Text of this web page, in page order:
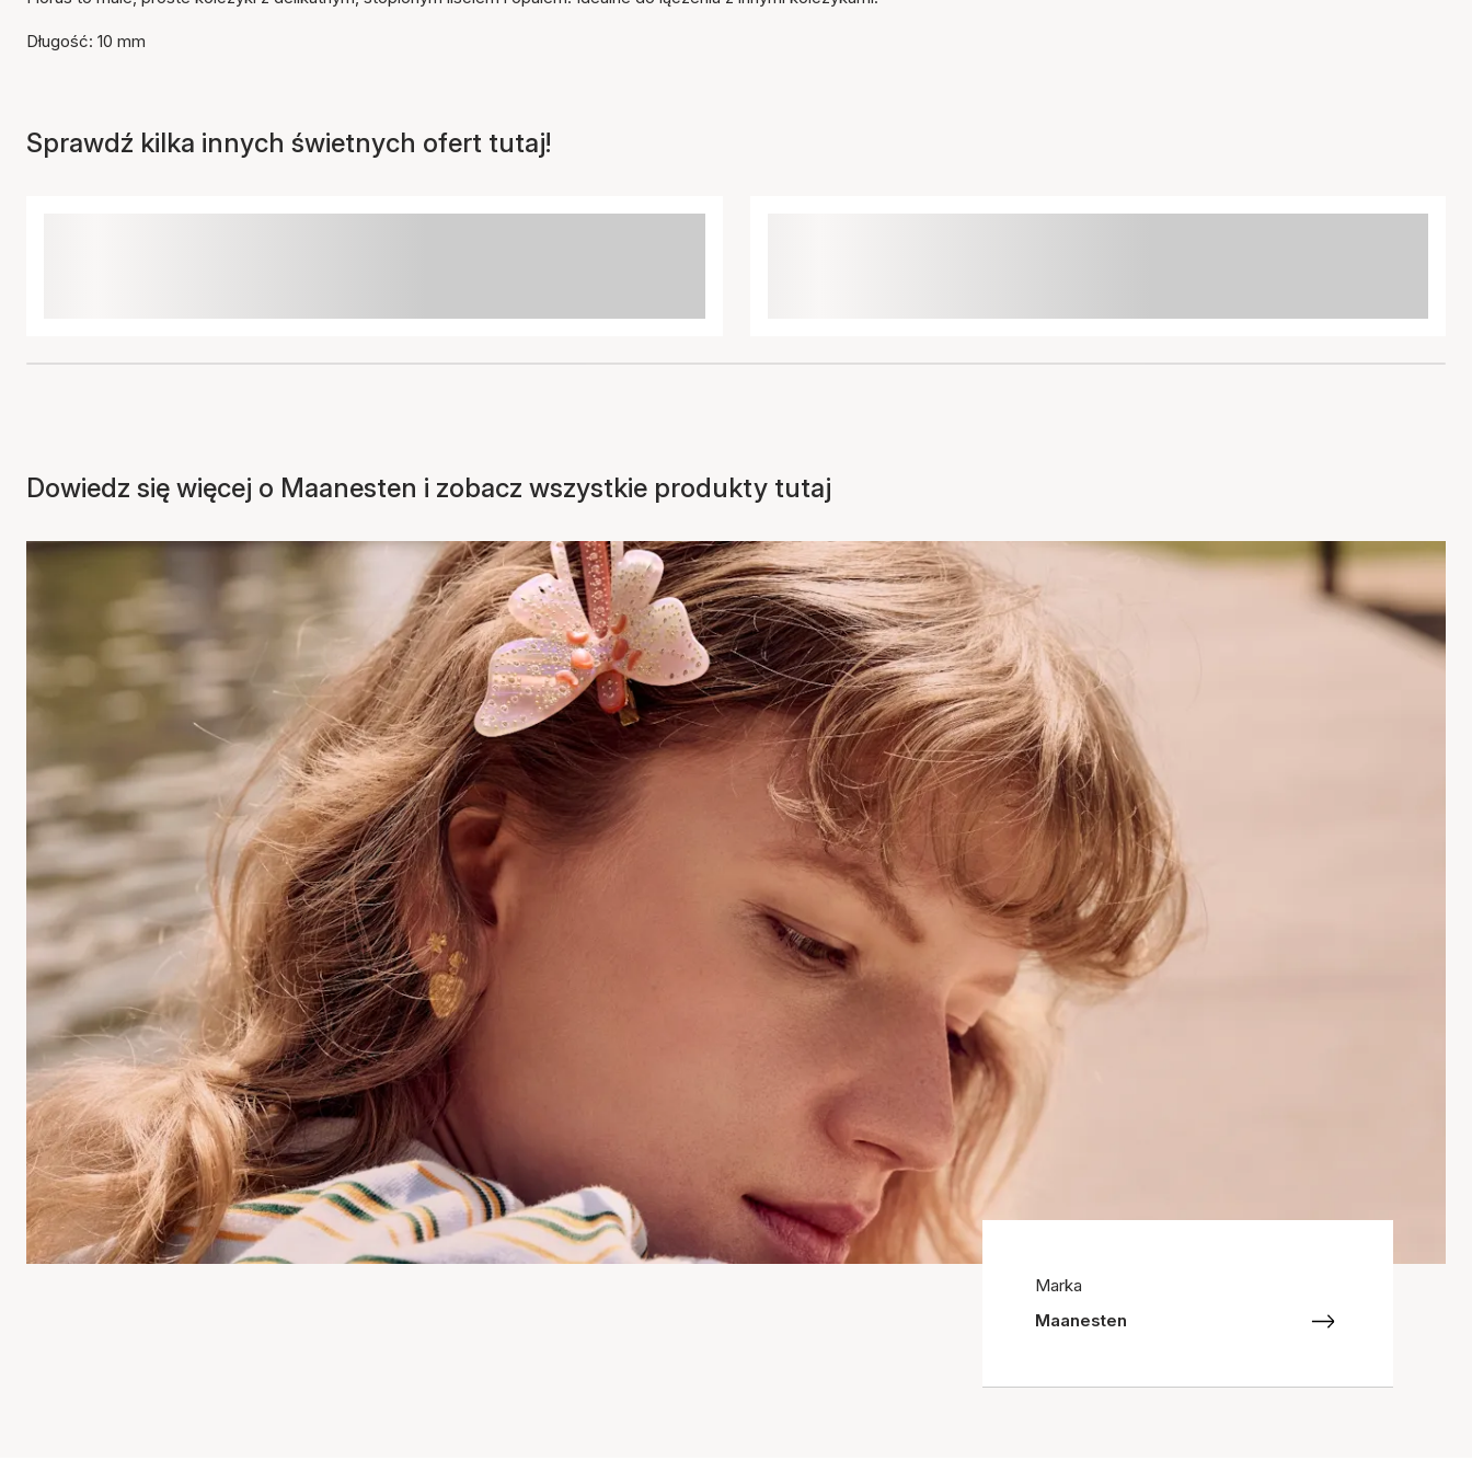
Długość: 10 mm
Sprawdź kilka innych świetnych ofert tutaj!
Dowiedz się więcej o Maanesten i zobacz wszystkie produkty tutaj
Marka
Maanesten